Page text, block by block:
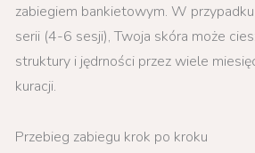
zabiegiem bankietowym. W
serii (4-6 sesji), Twoja skóra może
struktury i jędrności przez wiele
kuracji.
Przebieg zabiegu krok po kroku